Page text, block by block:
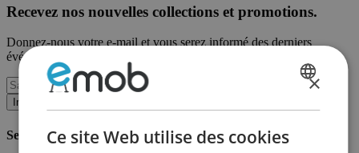
Recevez nos nouvelles collections et promotions.
Donnez-nous votre e-mail et vous serez informé des derniers
événements sur une base mensuelle.
Inscription
Service client
×
Ce site Web utilise des cookies